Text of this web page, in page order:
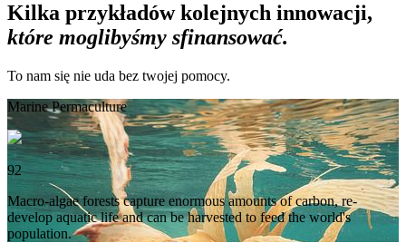
Kilka przykładów kolejnych innowacji,
które moglibyśmy sfinansować.
To nam się nie uda bez twojej pomocy.
Marine Permaculture
92
Macro-algae forests capture enormous amounts of carbon, re-
develop aquatic life and can be harvested to feed the world's
population.